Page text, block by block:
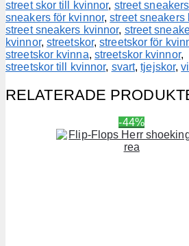
street skor till kvinnor, street sneakers
sneakers för kvinnor,street sneakers
street sneakers kvinnor, street
kvinnor, streetskor,streetskor för
streetskor kvinna, streetskor kvinnor,
streetskor till kvinnor, svart,tjejskor,
RELATERADE
-44%